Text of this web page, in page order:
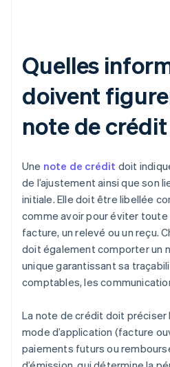
Quelles
doivent
note de
Une note de crédit doit
de l’ajustement ainsi que son
initiale. Elle doit être libellée
comme avoir pour éviter toute
facture, un relevé ou un reçu.
doit également comporter un
unique garantissant sa
comptables, les
La note de crédit doit préciser
mode d’application (facture
paiements futurs ou